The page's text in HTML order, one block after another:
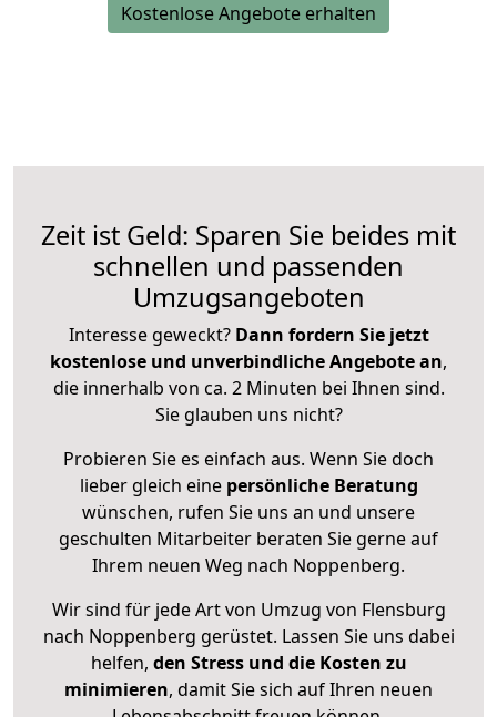
Kostenlose Angebote erhalten
Zeit ist Geld: Sparen Sie beides mit
schnellen und passenden
Umzugsangeboten
Interesse geweckt? Dann fordern Sie jetzt
kostenlose und unverbindliche Angebote an,
die innerhalb von ca. 2 Minuten bei Ihnen sind.
Sie glauben uns nicht?
Probieren Sie es einfach aus. Wenn Sie doch
lieber gleich eine persönliche Beratung
wünschen, rufen Sie uns an und unsere
geschulten Mitarbeiter beraten Sie gerne auf
Ihrem neuen Weg nach Noppenberg.
Wir sind für jede Art von Umzug von Flensburg
nach Noppenberg gerüstet. Lassen Sie uns dabei
helfen, den Stress und die Kosten zu
minimieren, damit Sie sich auf Ihren neuen